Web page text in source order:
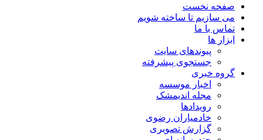
صفحه نخست
می سازیم تا ساخته شویم
تماس با ما
ابزار ها
پیوندهای سایت
جستجوی پیشرفته
گروه خبری
اخبار موسسه
مجله اندیمشک
رویدادها
خادمیاران رضوی
گزارش تصویری